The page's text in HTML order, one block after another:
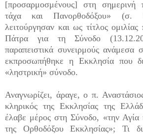
[προσαρμοσμένους] στη σημερινή
τάχα και Πανορθοδόξου» (σ.
λειτούργησαν και ως τίτλος
Πάτρα για τη Σύνοδο
παραπειστικά συνειρμούς
εκπροσωπήθηκε η Εκκλησία που
«ληστρική» σύνοδο.
Αναγνωρίζει, άραγε, ο π.
κληρικός της Εκκλησίας της
έλαβε μέρος στη Σύνοδο, «την
της Ορθοδόξου Εκκλησίας»; Τι